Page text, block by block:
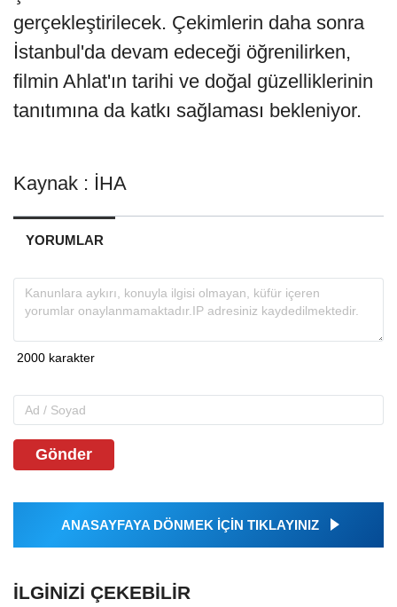
gerçekleştirilecek. Çekimlerin daha sonra
İstanbul'da devam edeceği öğrenilirken,
filmin Ahlat'ın tarihi ve doğal güzelliklerinin
tanıtımına da katkı sağlaması bekleniyor.
Kaynak : İHA
YORUMLAR
Gönder
ANASAYFAYA DÖNMEK İÇİN TIKLAYINIZ
İLGINIZI ÇEKEBILIR